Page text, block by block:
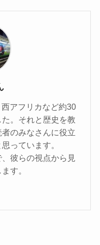
アフリカなど約30
。それと歴史を教
のみなさんに役立
っています。
彼らの視点から見
す。